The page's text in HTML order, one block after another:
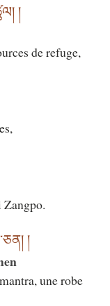
།
de refuge,
།
une robe